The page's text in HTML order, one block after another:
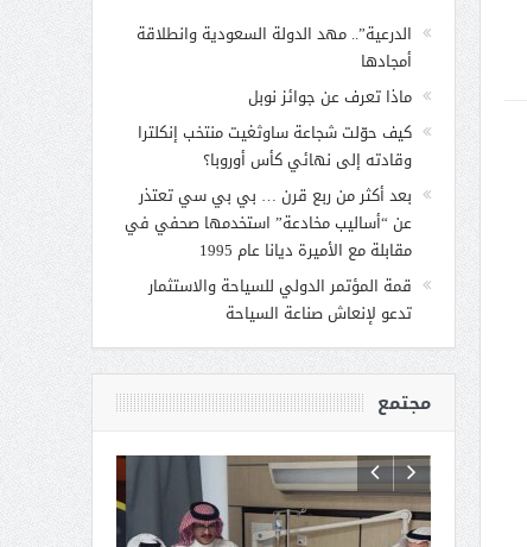
الدرعية”.. مهد الدولة السعودية وانطلاقة
أمجادها
ماذا تعرف عن جوائز نوبل
كيف حوّلت شجاعة ساوثغيت منتخب إنكلترا
وقادته إلى نهائي كأس أوروبا؟
بعد أكثر من ربع قرن … بي بي سي تعتذر
عن “أساليب مخادعة” استخدمها صحفي في
مقابلة مع الأميرة ديانا عام 1995
قمة المؤتمر الدولي للسياحة والاستثمار
تدعو لإنعاش صناعة السياحة
مجتمع